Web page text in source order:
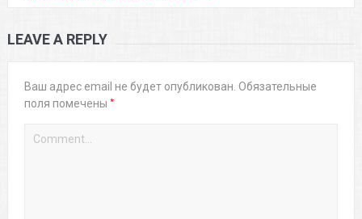
LEAVE A REPLY
Ваш адрес email не будет опубликован. Обязательные
поля помечены *